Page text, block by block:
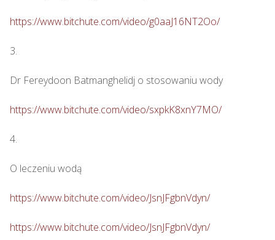
https://www.bitchute.com/video/g0aaJ16NT2Oo/
3.
Dr Fereydoon Batmanghelidj o stosowaniu wody
https://www.bitchute.com/video/sxpkK8xnY7MO/
4.
O leczeniu wodą
https://www.bitchute.com/video/JsnJFgbnVdyn/
https://www.bitchute.com/video/JsnJFgbnVdyn/